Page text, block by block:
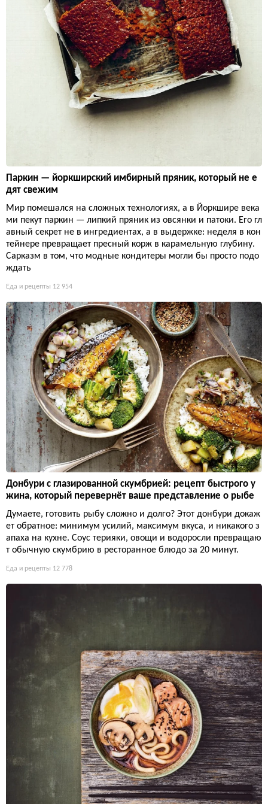
Паркин — йоркширский имбирный пряник, который не е
дят свежим
Мир помешался на сложных технологиях, а в Йоркшире века
ми пекут паркин — липкий пряник из овсянки и патоки. Его гл
авный секрет не в ингредиентах, а в выдержке: неделя в кон
тейнере превращает пресный корж в карамельную глубину.
Сарказм в том, что модные кондитеры могли бы просто подо
ждать
Еда и рецепты 12 954
Донбури с глазированной скумбрией: рецепт быстрого у
жина, который перевернёт ваше представление о рыбе
Думаете, готовить рыбу сложно и долго? Этот донбури докаж
ет обратное: минимум усилий, максимум вкуса, и никакого з
апаха на кухне. Соус терияки, овощи и водоросли превращаю
т обычную скумбрию в ресторанное блюдо за 20 минут.
Еда и рецепты 12 778